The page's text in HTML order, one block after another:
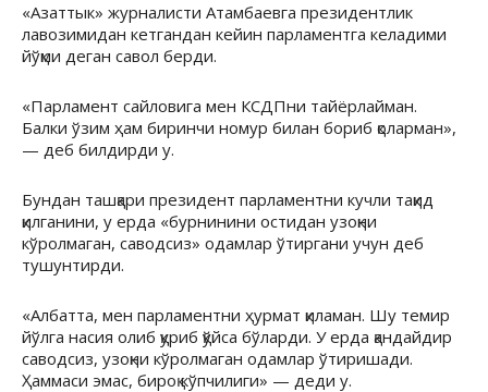
«Азаттык» журналисти Атамбаевга президентлик
лавозимидан кетгандан кейин парламентга келадими
йўқми деган савол берди.
«Парламент сайловига мен КСДПни тайёрлайман.
Балки ўзим ҳам биринчи номур билан бориб қоларман»,
— деб билдирди у.
Бундан ташқари президент парламентни кучли тақид
қилганини, у ерда «бурнинини остидан узоқни
кўролмаган, саводсиз» одамлар ўтиргани учун деб
тушунтирди.
«Албатта, мен парламентни ҳурмат қиламан. Шу темир
йўлга насия олиб қуриб қўйса бўларди. У ерда қандайдир
саводсиз, узоқни кўролмаган одамлар ўтиришади.
Ҳаммаси эмас, бироқ кўпчилиги» — деди у.